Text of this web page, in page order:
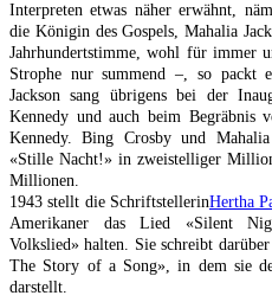
Interpreten etwas näher erwähnt,
die Königin des Gospels, Mahalia
Jahrhundertstimme, wohl für immer
Strophe nur summend –, so packt
Jackson sang übrigens bei der
Kennedy und auch beim
Kennedy. Bing Crosby und
«Stille Nacht!» in zweistelliger
Millionen.
1943 stellt die SchriftstellerinHertha
Amerikaner das Lied «Silent
Volkslied» halten. Sie schreibt
The Story of a Song», in dem sie
darstellt.